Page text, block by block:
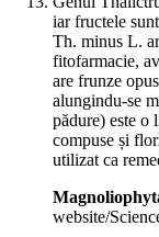
iar fructele
Th. minus L.
fitofarmacie,
are frunze
alungindu-se
pădure) este o
compuse și
utilizat ca
website/